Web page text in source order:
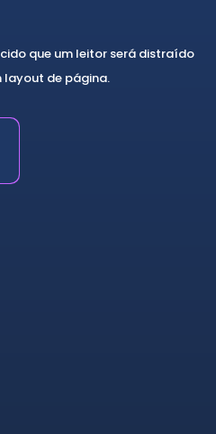
que um leitor será distraído
layout de página.